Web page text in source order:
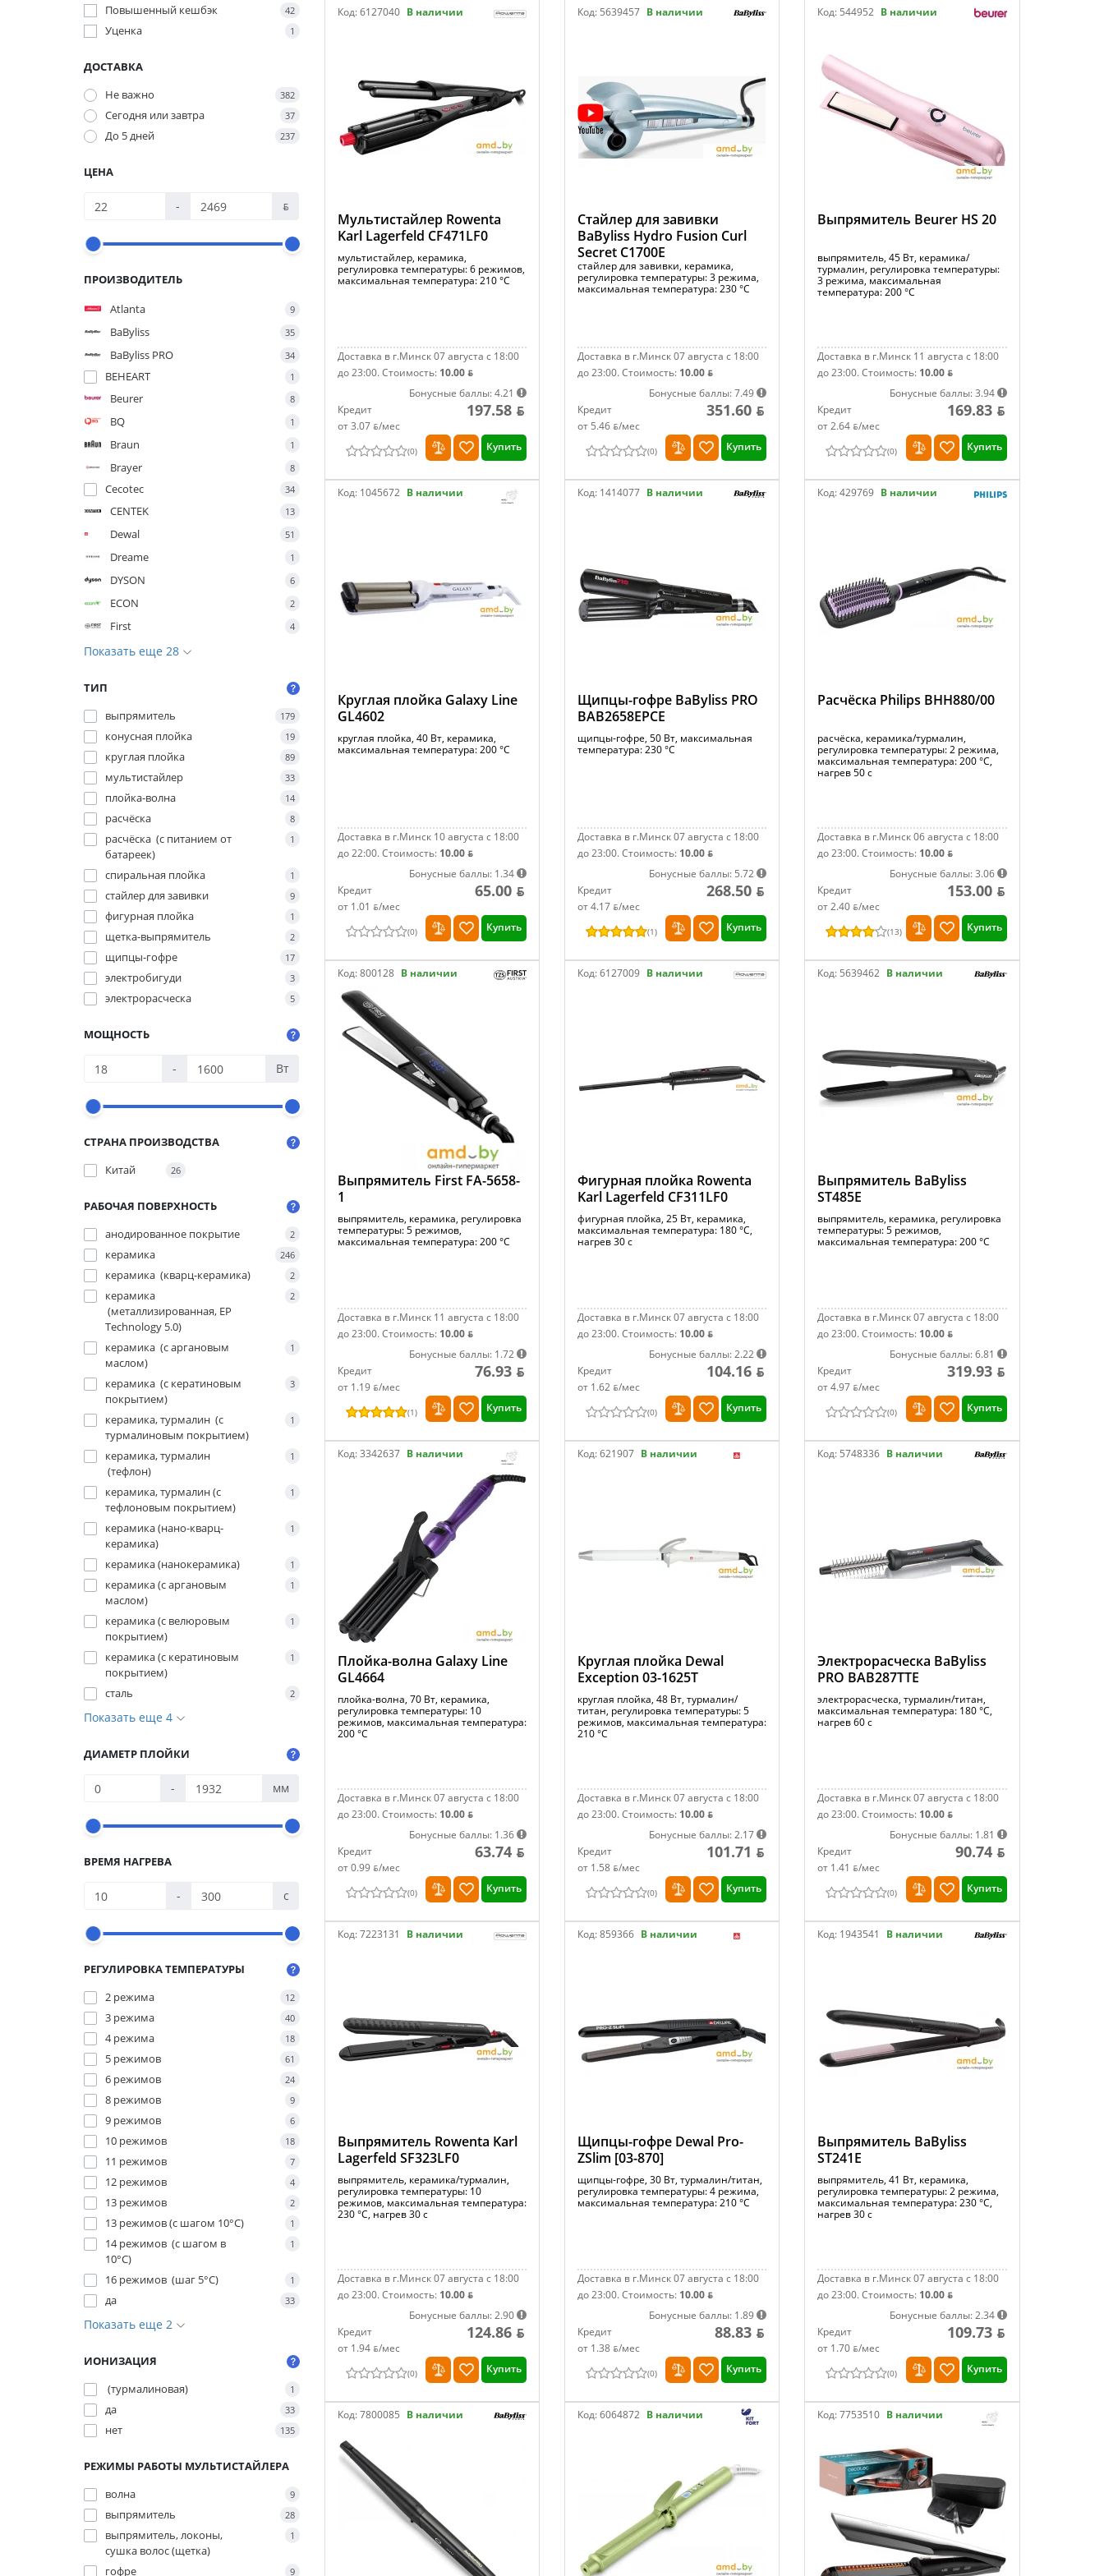
Повышенный кешбэк 42
Уценка 1
ДОСТАВКА
Не важно
382
Сегодня или завтра 37
До 5 дней 237
ЦЕНА
- ƃ
ПРОИЗВОДИТЕЛЬ
Atlanta
9
BaByliss 35
BaByliss PRO 34
BEHEART 1
Beurer 8
BQ 1
Braun 1
Brayer 8
Cecotec 34
CENTEK 13
Dewal 51
Dreame 1
DYSON 6
ECON 2
First 4
Показать еще 28
ТИП
выпрямитель
179
конусная плойка 19
круглая плойка 89
мультистайлер 33
плойка-волна 14
расчёска 8
расчёска (с питанием от
батареек)
1
спиральная плойка 1
стайлер для завивки 9
фигурная плойка 1
щетка-выпрямитель 2
щипцы-гофре 17
электробигуди 3
электрорасческа 5
МОЩНОСТЬ
- Вт
СТРАНА ПРОИЗВОДСТВА
Китай
26
РАБОЧАЯ ПОВЕРХНОСТЬ
анодированное покрытие
2
керамика 246
керамика (кварц-керамика) 2
керамика
(металлизированная, EP
Technology 5.0)
2
керамика (с аргановым
маслом)
1
керамика (с кератиновым
покрытием)
3
керамика, турмалин (с
турмалиновым покрытием)
1
керамика, турмалин
(тефлон)
1
керамика, турмалин (с
тефлоновым покрытием)
1
керамика (нано-кварц-
керамика)
1
керамика (нанокерамика) 1
керамика (с аргановым
маслом)
1
керамика (с велюровым
покрытием)
1
керамика (с кератиновым
покрытием)
1
сталь 2
Показать еще 4
ДИАМЕТР ПЛОЙКИ
- мм
ВРЕМЯ НАГРЕВА
- с
РЕГУЛИРОВКА ТЕМПЕРАТУРЫ
2 режима
12
3 режима 40
4 режима 18
5 режимов 61
6 режимов 24
8 режимов 9
9 режимов 6
10 режимов 18
11 режимов 7
12 режимов 4
13 режимов 2
13 режимов (с шагом 10°C) 1
14 режимов (с шагом в
10°C)
1
16 режимов (шаг 5°С) 1
да 33
Показать еще 2
ИОНИЗАЦИЯ
(турмалиновая)
1
да 33
нет 135
РЕЖИМЫ РАБОТЫ МУЛЬТИСТАЙЛЕРА
волна
9
выпрямитель 28
выпрямитель, локоны,
сушка волос (щетка)
1
гофре 9
Код:6127040 В наличии
Мультистайлер Rowenta
Karl Lagerfeld CF471LF0
мультистайлер, керамика,
регулировка температуры: 6 режимов,
максимальная температура: 210 °С
Доставка в г.Минск 07 августа с 18:00
до 23:00.Стоимость: 10.00 ƃ
Бонусные баллы: 4.21
Кредит
от 3.07 ƃ/мec
197.58 ƃ
(0) Купить
Код: 5639457 В наличии
Стайлер для завивки
BaByliss Hydro Fusion Curl
Secret C1700E
стайлер для завивки, керамика,
регулировка температуры: 3 режима,
максимальная температура: 230 °С
Доставка в г.Минск 07 августа с 18:00
до 23:00.Стоимость: 10.00 ƃ
Бонусные баллы: 7.49
Кредит
от 5.46 ƃ/мec
351.60 ƃ
(0) Купить
Код: 544952 В наличии
Выпрямитель Beurer HS 20
выпрямитель, 45 Вт, керамика/
турмалин, регулировка температуры:
3 режима, максимальная
температура: 200 °С
Доставка в г.Минск 11 августа с 18:00
до 23:00.Стоимость: 10.00 ƃ
Бонусные баллы: 3.94
Кредит
от 2.64 ƃ/мec
169.83 ƃ
(0) Купить
Код: 1045672 В наличии
Круглая плойка Galaxy Line
GL4602
круглая плойка, 40 Вт, керамика,
максимальная температура: 200 °С
Доставка в г.Минск 10 августа с 18:00
до 22:00.Стоимость: 10.00 ƃ
Бонусные баллы: 1.34
Кредит
от 1.01 ƃ/мec
65.00 ƃ
(0) Купить
Код: 1414077 В наличии
Щипцы-гофре BaByliss PRO
BAB2658EPCE
щипцы-гофре, 50 Вт, максимальная
температура: 230 °С
Доставка в г.Минск 07 августа с 18:00
до 23:00.Стоимость: 10.00 ƃ
Бонусные баллы: 5.72
Кредит
от 4.17 ƃ/мec
268.50 ƃ
(1) Купить
Код:429769 В наличии
Расчёска Philips BHH880/00
расчёска, керамика/турмалин,
регулировка температуры: 2 режима,
максимальная температура: 200 °С,
нагрев 50 с
Доставка в г.Минск 06 августа с 18:00
до 23:00.Стоимость: 10.00 ƃ
Бонусные баллы: 3.06
Кредит
от 2.40 ƃ/мec
153.00 ƃ
(13) Купить
Код:800128 В наличии
Выпрямитель First FA-5658-
1
выпрямитель, керамика, регулировка
температуры: 5 режимов,
максимальная температура: 200 °С
Доставка в г.Минск 11 августа с 18:00
до 23:00.Стоимость: 10.00 ƃ
Бонусные баллы: 1.72
Кредит
от 1.19 ƃ/мec
76.93 ƃ
(1) Купить
Код:6127009 В наличии
Фигурная плойка Rowenta
Karl Lagerfeld CF311LF0
фигурная плойка, 25 Вт, керамика,
максимальная температура: 180 °С,
нагрев 30 с
Доставка в г.Минск 07 августа с 18:00
до 23:00.Стоимость: 10.00 ƃ
Бонусные баллы: 2.22
Кредит
от 1.62 ƃ/мec
104.16 ƃ
(0) Купить
Код: 5639462 В наличии
Выпрямитель BaByliss
ST485E
выпрямитель, керамика, регулировка
температуры: 5 режимов,
максимальная температура: 200 °С
Доставка в г.Минск 07 августа с 18:00
до 23:00.Стоимость: 10.00 ƃ
Бонусные баллы: 6.81
Кредит
от 4.97 ƃ/мec
319.93 ƃ
(0) Купить
Код:3342637 В наличии
Плойка-волна Galaxy Line
GL4664
плойка-волна, 70 Вт, керамика,
регулировка температуры: 10
режимов, максимальная температура:
200 °С
Доставка в г.Минск 07 августа с 18:00
до 23:00.Стоимость: 10.00 ƃ
Бонусные баллы: 1.36
Кредит
от 0.99 ƃ/мec
63.74 ƃ
(0) Купить
Код:621907 В наличии
Круглая плойка Dewal
Exception 03-1625T
круглая плойка, 48 Вт, турмалин/
титан, регулировка температуры: 5
режимов, максимальная температура:
210 °С
Доставка в г.Минск 07 августа с 18:00
до 23:00.Стоимость: 10.00 ƃ
Бонусные баллы: 2.17
Кредит
от 1.58 ƃ/мec
101.71 ƃ
(0) Купить
Код: 5748336 В наличии
Электрорасческа BaByliss
PRO BAB287TTE
электрорасческа, турмалин/титан,
максимальная температура: 180 °С,
нагрев 60 с
Доставка в г.Минск 07 августа с 18:00
до 23:00.Стоимость: 10.00 ƃ
Бонусные баллы: 1.81
Кредит
от 1.41 ƃ/мec
90.74 ƃ
(0) Купить
Код:7223131 В наличии
Выпрямитель Rowenta Karl
Lagerfeld SF323LF0
выпрямитель, керамика/турмалин,
регулировка температуры: 10
режимов, максимальная температура:
230 °С, нагрев 30 с
Доставка в г.Минск 07 августа с 18:00
до 23:00.Стоимость: 10.00 ƃ
Бонусные баллы: 2.90
Кредит
от 1.94 ƃ/мec
124.86 ƃ
(0) Купить
Код:859366 В наличии
Щипцы-гофре Dewal Pro-
ZSlim [03-870]
щипцы-гофре, 30 Вт, турмалин/титан,
регулировка температуры: 4 режима,
максимальная температура: 210 °С
Доставка в г.Минск 07 августа с 18:00
до 23:00.Стоимость: 10.00 ƃ
Бонусные баллы: 1.89
Кредит
от 1.38 ƃ/мec
88.83 ƃ
(0) Купить
Код: 1943541 В наличии
Выпрямитель BaByliss
ST241E
выпрямитель, 41 Вт, керамика,
регулировка температуры: 2 режима,
максимальная температура: 230 °С,
нагрев 30 с
Доставка в г.Минск 07 августа с 18:00
до 23:00.Стоимость: 10.00 ƃ
Бонусные баллы: 2.34
Кредит
от 1.70 ƃ/мec
109.73 ƃ
(0) Купить
Код:7800085 В наличии Код:6064872 В наличии Код:7753510 В наличии